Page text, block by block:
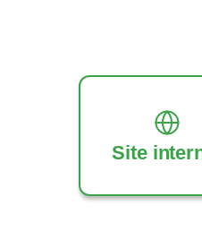
Site